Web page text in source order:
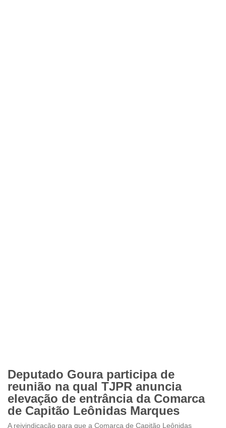
Deputado Goura participa de
reunião na qual TJPR anuncia
elevação de entrância da Comarca
de Capitão Leônidas Marques
A reivindicação para que a Comarca de Capitão Leônidas